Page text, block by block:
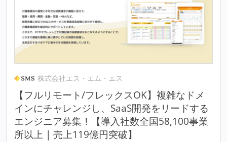
株式会社エス・エム・エス
【フルリモート/フレックスOK】複雑なドメ
インにチャレンジし、SaaS開発をリードする
エンジニア募集！【導入社数全国58,100事業
所以上 | 売上119億円突破】